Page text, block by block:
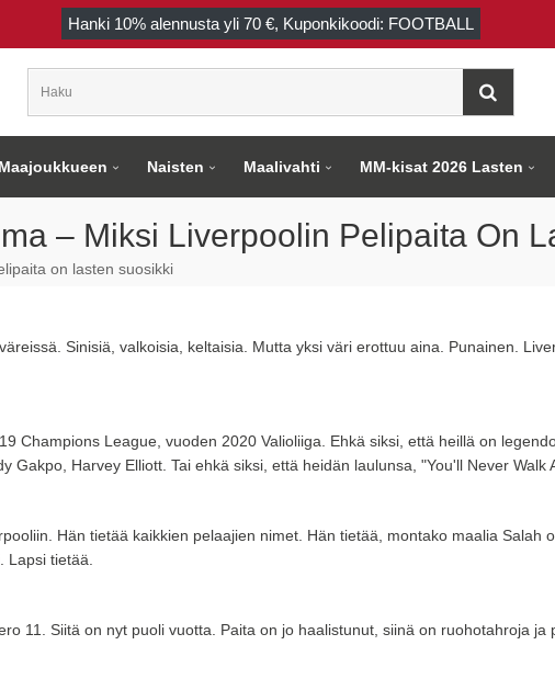
Hanki 10% alennusta yli 70 €, Kuponkikoodi: FOOTBALL
Maajoukkueen Naisten Maalivahti MM-kisat 2026 Lasten
– Miksi Liverpoolin Pelipaita On
on lasten suosikki
Sinisiä, valkoisia, keltaisia. Mutta yksi väri erottuu aina. Punainen.
Champions League, vuoden 2020 Valioliiga. Ehkä siksi, että heillä on
Harvey Elliott. Tai ehkä siksi, että heidän laulunsa, "You'll Never Walk
Hän tietää kaikkien pelaajien nimet. Hän tietää, montako maalia Salah
tietää.
11. Siitä on nyt puoli vuotta. Paita on jo haalistunut, siinä on ruohotahroja